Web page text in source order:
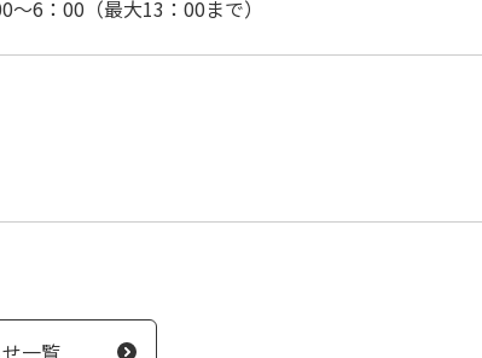
6：00（最大13：00まで）
一覧